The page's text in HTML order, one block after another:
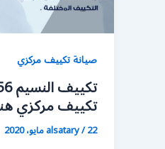
صيانة تكييف مركزي
تكييف مركزي
alsatary/22 مايو، 2020